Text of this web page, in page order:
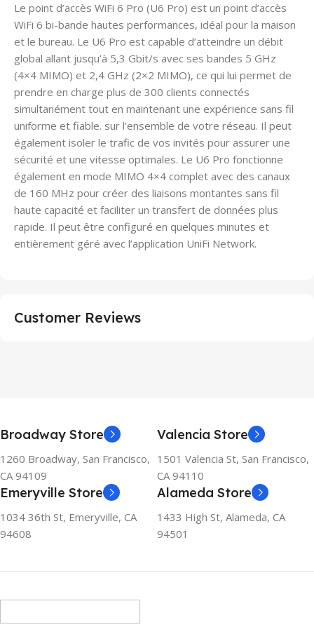
Le point d’accès WiFi 6 Pro (U6 Pro) est un point d’accès
WiFi 6 bi-bande hautes performances, idéal pour la maison
et le bureau. Le U6 Pro est capable d’atteindre un débit
global allant jusqu’à 5,3 Gbit/s avec ses bandes 5 GHz
(4×4 MIMO) et 2,4 GHz (2×2 MIMO), ce qui lui permet de
prendre en charge plus de 300 clients connectés
simultanément tout en maintenant une expérience sans fil
uniforme et fiable. sur l’ensemble de votre réseau. Il peut
également isoler le trafic de vos invités pour assurer une
sécurité et une vitesse optimales. Le U6 Pro fonctionne
également en mode MIMO 4×4 complet avec des canaux
de 160 MHz pour créer des liaisons montantes sans fil
haute capacité et faciliter un transfert de données plus
rapide. Il peut être configuré en quelques minutes et
entièrement géré avec l’application UniFi Network.
Customer Reviews
Broadway Store
1260 Broadway, San Francisco,
CA 94109
Valencia Store
1501 Valencia St, San Francisco,
CA 94110
Emeryville Store
1034 36th St, Emeryville, CA
94608
Alameda Store
1433 High St, Alameda, CA
94501